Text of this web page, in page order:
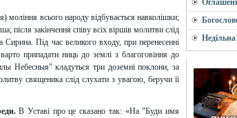
моління всього народу відбувається навколішки;
після закінчення співу всіх віршів молитви слід
Під час великого входу, при перенесенні
припадати ниць до землі з благоговіння до
Небесныя" кладуться три доземні поклони, за
священика слід слухати з увагою, беручи її
В Уставі про це сказано так: «На "Буди имя